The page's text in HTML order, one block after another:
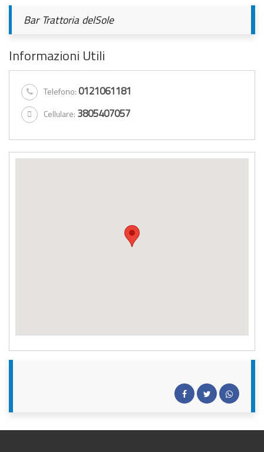
Bar Trattoria delSole
Informazioni Utili
Telefono:0121061181
Cellulare: 3805407057